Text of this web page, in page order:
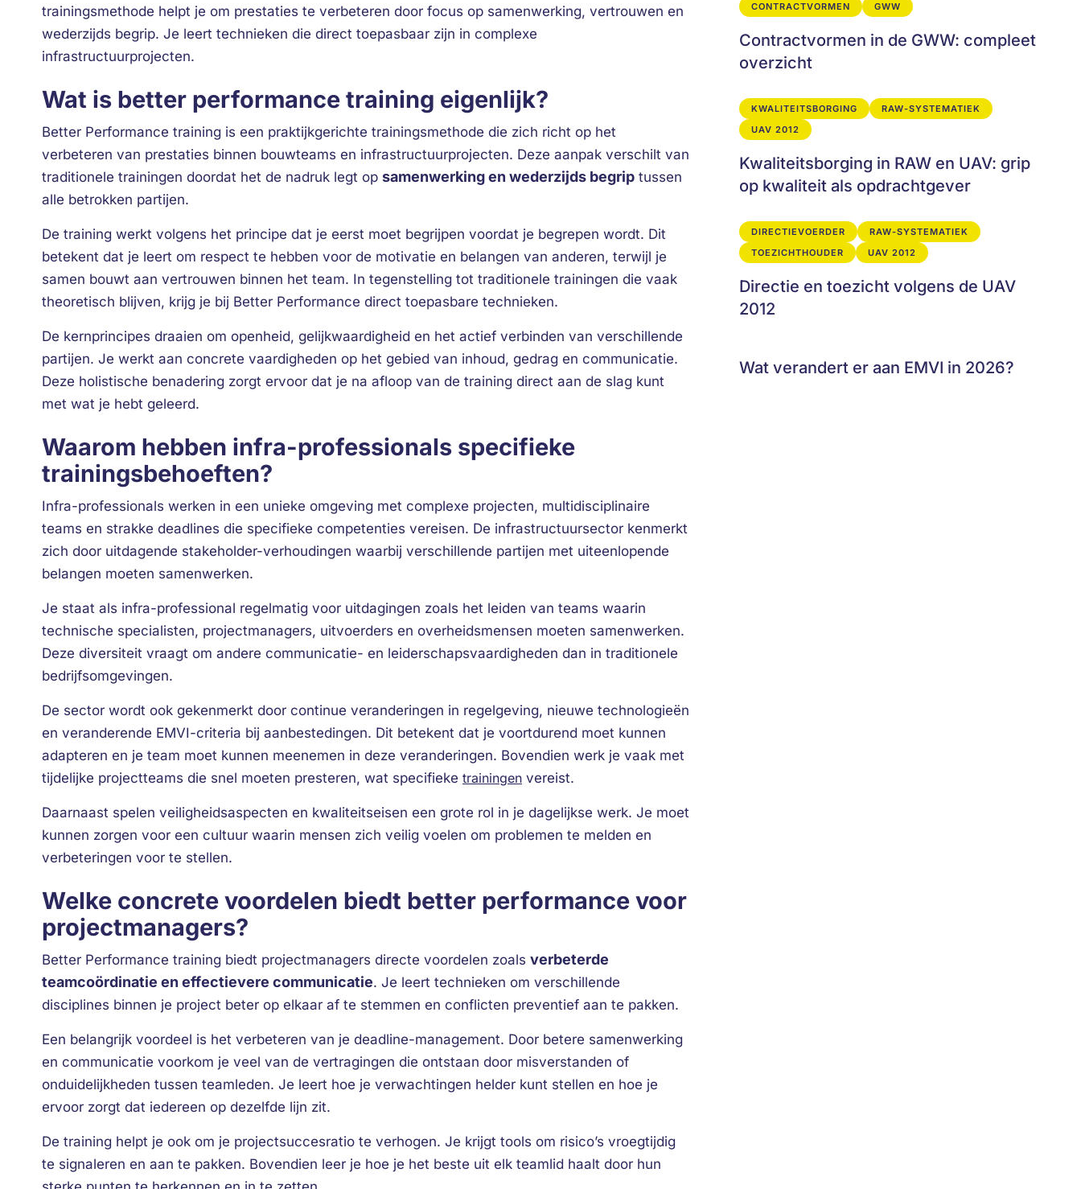
trainingsmethode helpt je om prestaties te verbeteren door focus op samenwerking, vertrouwen en
wederzijds begrip. Je leert technieken die direct toepasbaar zijn in complexe
infrastructuurprojecten.
Wat is better performance training eigenlijk?
Better Performance training is een praktijkgerichte trainingsmethode die zich richt op het
verbeteren van prestaties binnen bouwteams en infrastructuurprojecten. Deze aanpak verschilt van
traditionele trainingen doordat het de nadruk legt op samenwerking en wederzijds begrip tussen
alle betrokken partijen.
De training werkt volgens het principe dat je eerst moet begrijpen voordat je begrepen wordt. Dit
betekent dat je leert om respect te hebben voor de motivatie en belangen van anderen, terwijl je
samen bouwt aan vertrouwen binnen het team. In tegenstelling tot traditionele trainingen die vaak
theoretisch blijven, krijg je bij Better Performance direct toepasbare technieken.
De kernprincipes draaien om openheid, gelijkwaardigheid en het actief verbinden van verschillende
partijen. Je werkt aan concrete vaardigheden op het gebied van inhoud, gedrag en communicatie.
Deze holistische benadering zorgt ervoor dat je na afloop van de training direct aan de slag kunt
met wat je hebt geleerd.
Waarom hebben infra-professionals specifieke
trainingsbehoeften?
Infra-professionals werken in een unieke omgeving met complexe projecten, multidisciplinaire
teams en strakke deadlines die specifieke competenties vereisen. De infrastructuursector kenmerkt
zich door uitdagende stakeholder-verhoudingen waarbij verschillende partijen met uiteenlopende
belangen moeten samenwerken.
Je staat als infra-professional regelmatig voor uitdagingen zoals het leiden van teams waarin
technische specialisten, projectmanagers, uitvoerders en overheidsmensen moeten samenwerken.
Deze diversiteit vraagt om andere communicatie- en leiderschapsvaardigheden dan in traditionele
bedrijfsomgevingen.
De sector wordt ook gekenmerkt door continue veranderingen in regelgeving, nieuwe technologieën
en veranderende EMVI-criteria bij aanbestedingen. Dit betekent dat je voortdurend moet kunnen
adapteren en je team moet kunnen meenemen in deze veranderingen. Bovendien werk je vaak met
tijdelijke projectteams die snel moeten presteren, wat specifieke trainingen vereist.
Daarnaast spelen veiligheidsaspecten en kwaliteitseisen een grote rol in je dagelijkse werk. Je moet
kunnen zorgen voor een cultuur waarin mensen zich veilig voelen om problemen te melden en
verbeteringen voor te stellen.
Welke concrete voordelen biedt better performance voor
projectmanagers?
Better Performance training biedt projectmanagers directe voordelen zoals verbeterde
teamcoördinatie en effectievere communicatie. Je leert technieken om verschillende
disciplines binnen je project beter op elkaar af te stemmen en conflicten preventief aan te pakken.
Een belangrijk voordeel is het verbeteren van je deadline-management. Door betere samenwerking
en communicatie voorkom je veel van de vertragingen die ontstaan door misverstanden of
onduidelijkheden tussen teamleden. Je leert hoe je verwachtingen helder kunt stellen en hoe je
ervoor zorgt dat iedereen op dezelfde lijn zit.
De training helpt je ook om je projectsuccesratio te verhogen. Je krijgt tools om risico’s vroegtijdig
te signaleren en aan te pakken. Bovendien leer je hoe je het beste uit elk teamlid haalt door hun
CONTRACTVORMEN GWW
Contractvormen in de GWW: compleet
overzicht
KWALITEITSBORGING
RAW-SYSTEMATIEK
UAV 2012
Kwaliteitsborging in RAW en UAV: grip
op kwaliteit als opdrachtgever
DIRECTIEVOERDER
RAW-SYSTEMATIEK
TOEZICHTHOUDER
UAV 2012
Directie en toezicht volgens de UAV
2012
Wat verandert er aan EMVI in 2026?